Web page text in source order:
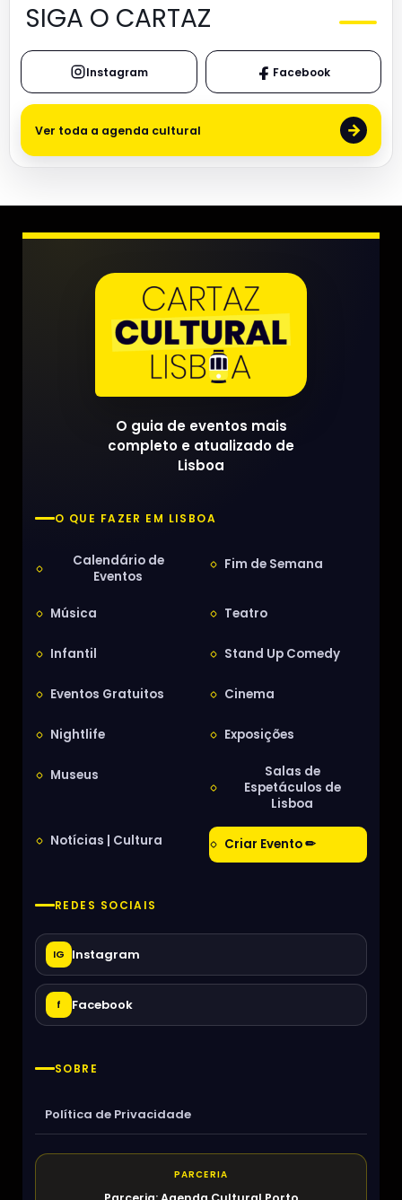
SIGA O CARTAZ
Instagram Facebook
Ver toda a agenda cultural →
O guia de eventos mais
completo e atualizado de
Lisboa
O QUE FAZER EM LISBOA
Calendário de
Eventos
Fim de Semana
Música Teatro
Infantil Stand Up Comedy
Eventos Gratuitos Cinema
Nightlife Exposições
Museus
Salas de
Espetáculos de
Lisboa
Notícias | Cultura Criar Evento ✏
REDES SOCIAIS
IG Instagram
f Facebook
SOBRE
Política de Privacidade
PARCERIA